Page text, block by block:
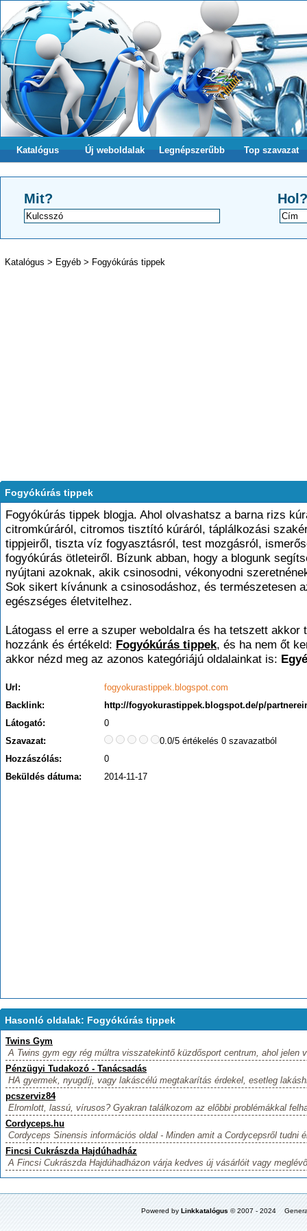
Katalógus Új weboldalak Legnépszerűbb Top szavazat
Mit? Hol?
Katalógus > Egyéb > Fogyókúrás tippek
Fogyókúrás tippek
Fogyókúrás tippek blogja. Ahol olvashatsz a barna rizs
citromkúráról, citromos tisztító kúráról, táplálkozási
tippjeiről, tiszta víz fogyasztásról, test mozgásról,
fogyókúrás ötleteiről. Bízunk abban, hogy a blogunk
nyújtani azoknak, akik csinosodni, vékonyodni
Sok sikert kívánunk a csinosodáshoz, és természetesen
egészséges életvitelhez.
Látogass el erre a szuper weboldalra és ha tetszett akkor
hozzánk és értékeld: Fogyókúrás tippek, és ha nem őt
akkor nézd meg az azonos kategóriájú oldalainkat is:
Url:
fogyokurastippek.blogspot.com
Backlink:
http://fogyokurastippek.blogspot.de/p/
Látogató:
0
Szavazat:
0.0/5 értékelés 0 szavazatból
Hozzászólás:
0
Beküldés dátuma:
2014-11-17
Hasonló oldalak: Fogyókúrás tippek
Twins Gym
A Twins gym egy rég múltra visszatekintő küzdősport centrum, ahol jelen
Pénzügyi Tudakozó - Tanácsadás
HA gyermek, nyugdíj, vagy lakáscélú megtakarítás érdekel, esetleg
pcszerviz84
Elromlott, lassú, vírusos? Gyakran találkozom az előbbi problémákkal
Cordyceps.hu
Cordyceps Sinensis információs oldal - Minden amit a Cordycepsről tudni
Fincsi Cukrászda Hajdúhadház
A Fincsi Cukrászda Hajdúhadházon várja kedves új vásárlóit vagy
Powered by Linkkatalógus © 2007 - 2024